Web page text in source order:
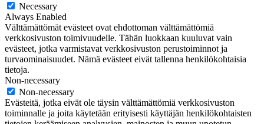
Necessary
Always Enabled
Välttämättömät evästeet ovat ehdottoman välttämättömiä
verkkosivuston toimivuudelle. Tähän luokkaan kuuluvat vain
evästeet, jotka varmistavat verkkosivuston perustoiminnot ja
turvaominaisuudet. Nämä evästeet eivät tallenna henkilökohtaisia
tietoja.
Non-necessary
Non-necessary
Evästeitä, jotka eivät ole täysin välttämättömiä verkkosivuston
toiminnalle ja joita käytetään erityisesti käyttäjän henkilökohtaisten